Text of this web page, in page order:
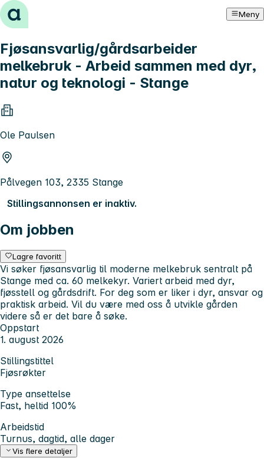
Hopp til innhold Meny
Fjøsansvarlig/gårdsarbeider
melkebruk - Arbeid sammen med dyr,
natur og teknologi - Stange
Ole Paulsen
Pålvegen 103, 2335 Stange
Stillingsannonsen er inaktiv.
Om jobben
Lagre favoritt
Vi søker fjøsansvarlig til moderne melkebruk sentralt på
Stange med ca. 60 melkekyr. Variert arbeid med dyr,
fjøsstell og gårdsdrift. For deg som er liker i dyr, ansvar og
praktisk arbeid. Vil du være med oss å utvikle gården
videre så er det bare å søke.
Oppstart
1. august 2026
Stillingstittel
Fjøsrøkter
Type ansettelse
Fast, heltid 100%
Arbeidstid
Turnus, dagtid, alle dager
Vis flere detaljer